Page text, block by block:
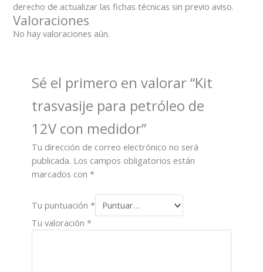
derecho de actualizar las fichas técnicas sin previo aviso.
Valoraciones
No hay valoraciones aún.
Sé el primero en valorar “Kit
trasvasije para petróleo de
12V con medidor”
Tu dirección de correo electrónico no será
publicada. Los campos obligatorios están
marcados con *
Tu puntuación *
Tu valoración *